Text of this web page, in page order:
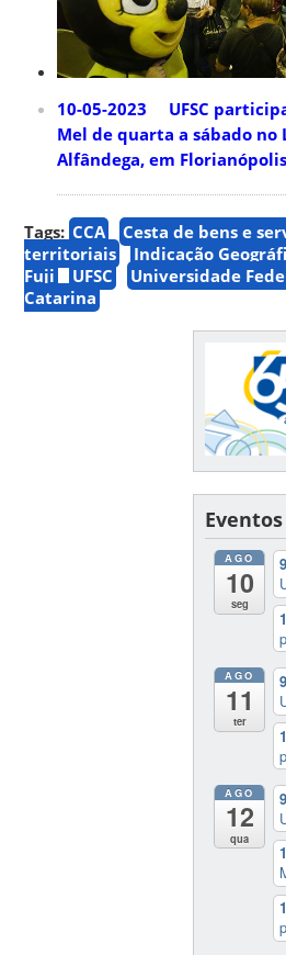
10-05-2023 UFSC
Mel de quarta a sábado no
Alfândega, em Florianópolis
Tags: CCA
Cesta de bens e
territoriais
Indicação
Fuji
UFSC
Universidade
Catarina
Eventos
AGO
10
seg
AGO
11
ter
AGO
12
qua